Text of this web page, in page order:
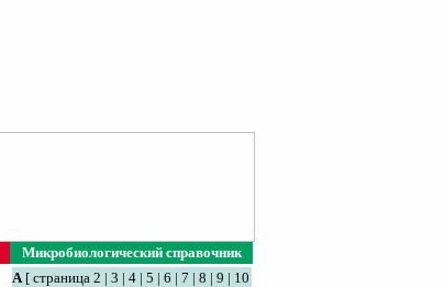
Микробиологический справочник
А[ страница 2 | 3 | 4 | 5 | 6 | 7 | 8 | 9 | 10